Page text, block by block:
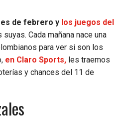
de febrero y los juegos del
Cada mañana nace una
para ver si son los
en Claro Sports, les traemos
y chances del 11 de